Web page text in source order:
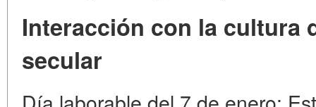
Interacción con la cultura
secular